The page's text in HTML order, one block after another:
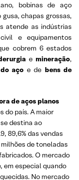
bobinas de aço
chapas grossas,
atende as indústrias
e equipamentos
cobrem 6 estados
e mineração,
aço e de bens de
de aços planos
do país. A maior
destina ao
89,6% das vendas
de toneladas
O mercado
em especial quando
No mercado